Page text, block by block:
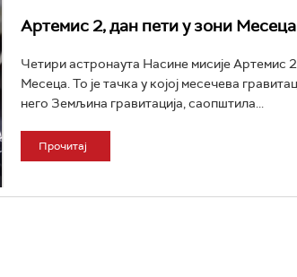
Артемис 2, дан пети у зони
Четири астронаута Насине мисије Артемис 2
Месеца. То је тачка у којој месечева
него Земљина гравитација, саопштила...
Прочитај